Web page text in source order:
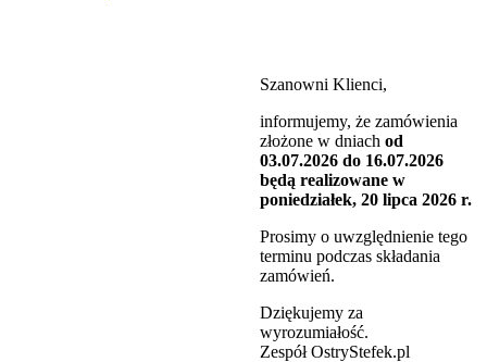
Szanowni Klienci,
informujemy, że zamówienia
złożone w dniach od
03.07.2026 do 16.07.2026
będą realizowane w
poniedziałek, 20 lipca 2026 r.
Prosimy o uwzględnienie tego
terminu podczas składania
zamówień.
Dziękujemy za
wyrozumiałość.
Zespół OstryStefek.pl